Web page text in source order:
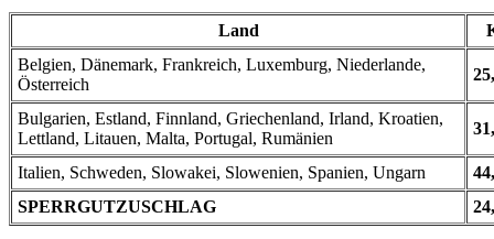
Land
Belgien, Dänemark, Frankreich, Luxemburg, Niederlande,
Österreich
Bulgarien, Estland, Finnland, Griechenland, Irland, Kroatien,
Lettland, Litauen, Malta, Portugal, Rumänien
Italien, Schweden, Slowakei, Slowenien, Spanien, Ungarn
SPERRGUTZUSCHLAG